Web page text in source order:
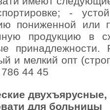
-
пониженной или
продукцию в
принадлежности.
и мелкий опт
44 45
для больницы